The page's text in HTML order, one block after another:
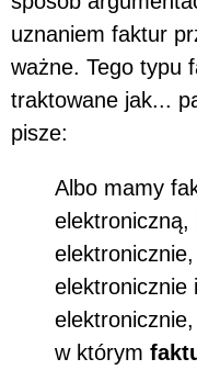
uznaniem faktur
ważne. Tego typu
traktowane jak...
pisze:
Albo mamy
elektroniczną,
elektronicznie,
elektronicznie
w którym